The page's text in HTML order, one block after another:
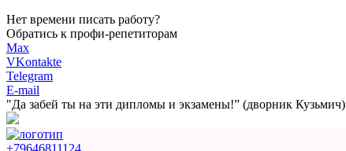
Нет времени писать работу?
Обратись к профи-репетиторам
Max
VKontakte
Telegram
E-mail
"Да забей ты на эти дипломы и экзамены!” (дворник Кузьмич)
+79646811124